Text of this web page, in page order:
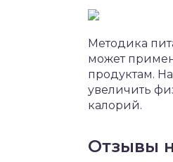
Методика
может
продуктам.
увеличить
калорий.
Отзывы